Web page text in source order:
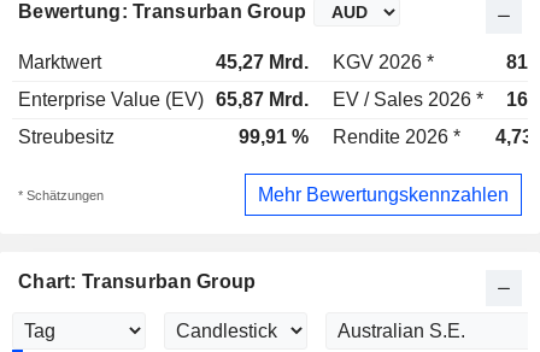
Bewertung: Transurban Group
Marktwert 45,27 Mrd. KGV 2026 *
Enterprise Value (EV) 65,87 Mrd. EV / Sales 2026 *
Streubesitz
99,91 % Rendite 2026 * 4,73
* Schätzungen Mehr Bewertungskennzahlen
Chart: Transurban Group